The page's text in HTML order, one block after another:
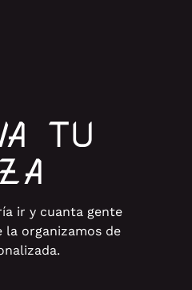
TU
ir y cuanta gente
la organizamos de